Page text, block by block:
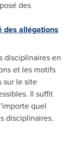
des
des allégations
disciplinaires en
et les motifs
sur le site
Il suffit
quel
disciplinaires.